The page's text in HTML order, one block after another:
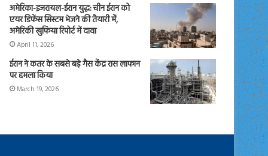
अमेरिका-इजरायल-ईरान युद्ध: चीन ईरान को
एयर डिफेंस सिस्टम भेजने की तैयारी में,
अमेरिकी खुफिया रिपोर्ट में दावा
April 11, 2026
ईरान ने कतर के सबसे बड़े गैस केंद्र रास लाफान
पर हमला किया
March 19, 2026